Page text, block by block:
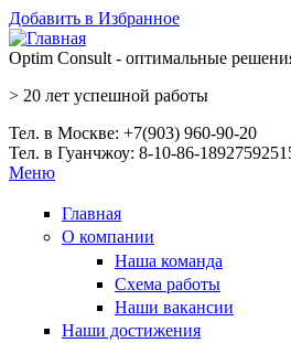
Перейти к основному содержанию
Добавить в Избранное
Optim Consult - оптимальные
> 20 лет успешной работы
Тел. в Москве: +7(903) 960-90-20
Тел. в Гуанчжоу: 8-10-86-
Меню
Главная
О компании
Наша команда
Схема работы
Наши вакансии
Наши достижения